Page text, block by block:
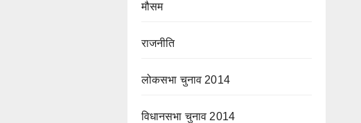
मौसम
राजनीति
लोकसभा चुनाव 2014
विधानसभा चुनाव 2014